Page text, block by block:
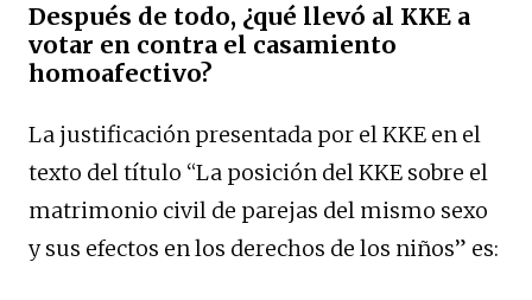
Después de todo, ¿qué llevó al KKE a
votar en contra el casamiento
homoafectivo?
La justificación presentada por el KKE en el
texto del título “La posición del KKE sobre el
matrimonio civil de parejas del mismo sexo
y sus efectos en los derechos de los niños” es: